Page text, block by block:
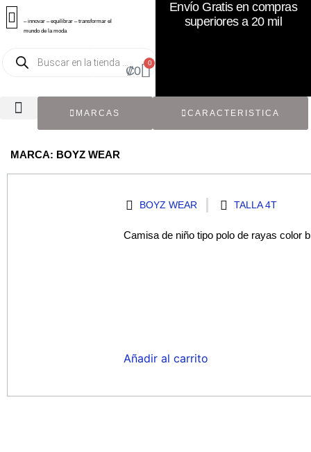
– innovar – equilibrar – transformar el
mundo de la moda
₡0
0
Envío Gratis en compras
superiores a 20 mil
MARCAS CARACTERISTICA
MARCA: BOYZ WEAR
BOYZ WEAR TALLA 4T
Camisa de niño tipo polo de rayas color
Añadir al carrito